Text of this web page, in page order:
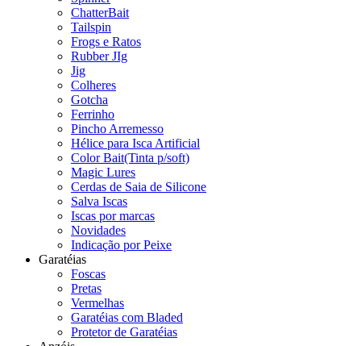
ChatterBait
Tailspin
Frogs e Ratos
Rubber JIg
Jig
Colheres
Gotcha
Ferrinho
Pincho Arremesso
Hélice para Isca Artificial
Color Bait(Tinta p/soft)
Magic Lures
Cerdas de Saia de Silicone
Salva Iscas
Iscas por marcas
Novidades
Indicação por Peixe
Garatéias
Foscas
Pretas
Vermelhas
Garatéias com Bladed
Protetor de Garatéias